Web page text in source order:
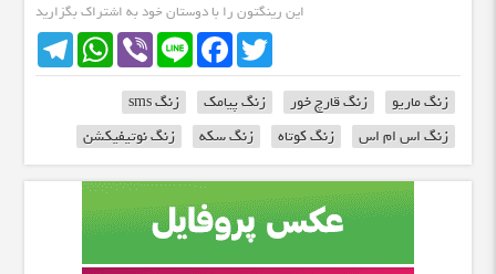
این رینگتون را با دوستان خود به اشتراک بگزارید
TelegramWhatsApp Viber Line
FacebookTwitter
زنگ ماریو زنگ قارچ خور زنگ پیامک
زنگ sms
زنگ اس ام اس
زنگ کوتاه زنگ سکه زنگ نوتیفیکشن